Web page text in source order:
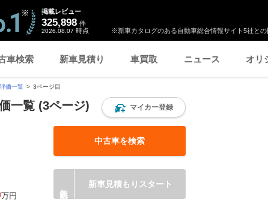
※新車カタログのある自動車総合情報サイト5社との
掲載レビュー
325,898 件
2026.08.07 時点
車検索 新車見積り 車買取 ニュース オリ
価一覧 3ページ目
一覧 (3ページ) マイカー登録
中古車を検索
万円
新車見積もりスタート